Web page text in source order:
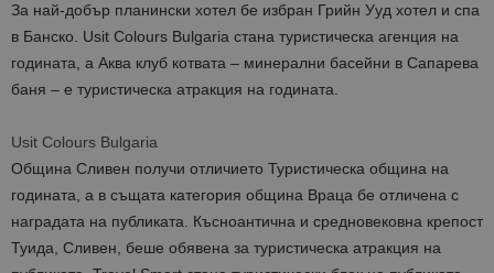
За най-добър планински хотел бе избран Грийн Ууд хотел и спа
в Банско. Usit Colours Bulgaria стана туристическа агенция на
годината, а Аква клуб котвата – минерални басейни в Сапарева
баня – е туристическа атракция на годината.
Usit Colours Bulgaria
Община Сливен получи отличието Туристическа община на
годината, а в същата категория община Враца бе отличена с
наградата на публиката. Късноантична и средновековна крепост
Туида, Сливен, беше обявена за туристическа атракция на